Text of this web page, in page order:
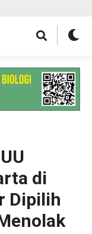
di
Dipilih